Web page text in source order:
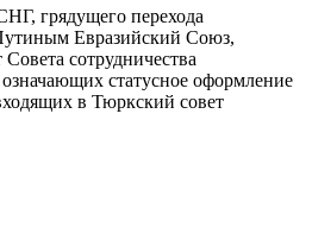
грядущего перехода
Евразийский Союз,
сотрудничества
статусное оформление
в Тюркский совет